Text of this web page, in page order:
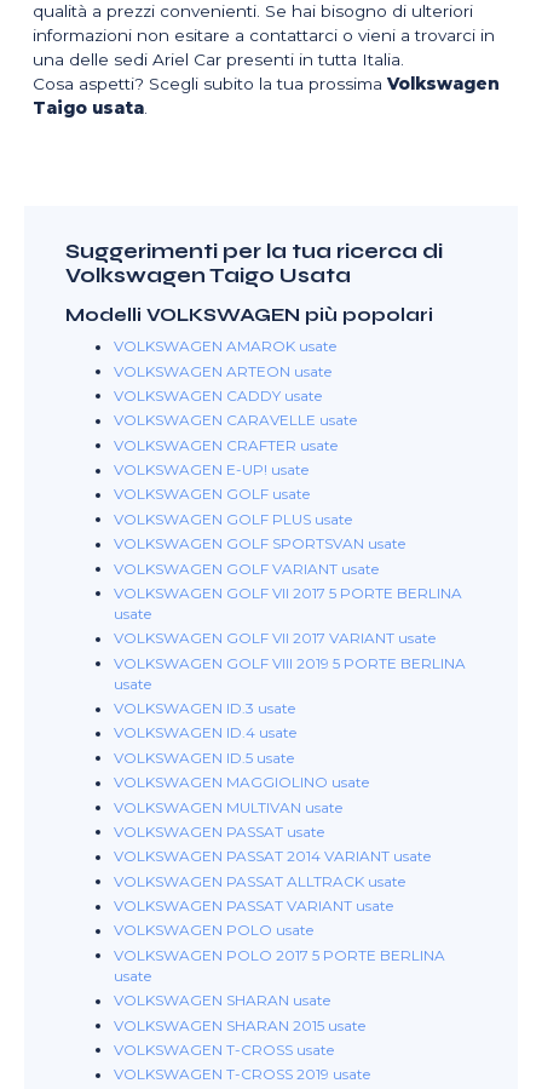
qualità a prezzi convenienti. Se hai bisogno di ulteriori
informazioni non esitare a contattarci o vieni a trovarci in
una delle sedi Ariel Car presenti in tutta Italia.
Cosa aspetti? Scegli subito la tua prossimaVolkswagen
Taigo usata
Suggerimenti per la tua ricerca di
Volkswagen Taigo Usata
Modelli VOLKSWAGEN più popolari
VOLKSWAGEN AMAROK usate
VOLKSWAGEN ARTEON usate
VOLKSWAGEN CADDY usate
VOLKSWAGEN CARAVELLE usate
VOLKSWAGEN CRAFTER usate
VOLKSWAGEN E-UP! usate
VOLKSWAGEN GOLF usate
VOLKSWAGEN GOLF PLUS usate
VOLKSWAGEN GOLF SPORTSVAN usate
VOLKSWAGEN GOLF VARIANT usate
VOLKSWAGEN GOLF VII 2017 5 PORTE BERLINA
usate
VOLKSWAGEN GOLF VII 2017 VARIANT usate
VOLKSWAGEN GOLF VIII 2019 5 PORTE BERLINA
usate
VOLKSWAGEN ID.3 usate
VOLKSWAGEN ID.4 usate
VOLKSWAGEN ID.5 usate
VOLKSWAGEN MAGGIOLINO usate
VOLKSWAGEN MULTIVAN usate
VOLKSWAGEN PASSAT usate
VOLKSWAGEN PASSAT 2014 VARIANT usate
VOLKSWAGEN PASSAT ALLTRACK usate
VOLKSWAGEN PASSAT VARIANT usate
VOLKSWAGEN POLO usate
VOLKSWAGEN POLO 2017 5 PORTE BERLINA
usate
VOLKSWAGEN SHARAN usate
VOLKSWAGEN SHARAN 2015 usate
VOLKSWAGEN T-CROSS usate
VOLKSWAGEN T-CROSS 2019 usate